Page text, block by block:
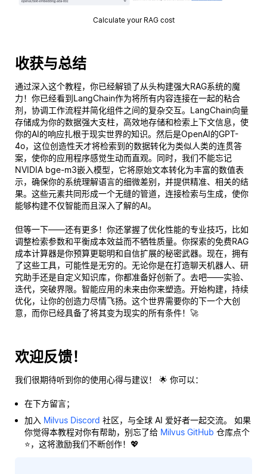
Calculate your RAG cost
收获与总结
通过深入这个教程，你已经解锁了从头构建强大RAG系统的魔
力！你已经看到LangChain作为将所有内容连接在一起的粘合
剂，协调工作流程并简化组件之间的复杂交互。LangChain向量
存储成为你的数据强大支柱，高效地存储和检索上下文信息，使
你的AI的响应扎根于现实世界的知识。然后是OpenAI的GPT-
4o，这位创造性天才将检索到的数据转化为类似人类的连贯答
案，使你的应用程序感觉生动而直观。同时，我们不能忘记
NVIDIA bge-m3嵌入模型，它将原始文本转化为丰富的数值表
示，确保你的系统理解语言的细微差别，并提供精准、相关的结
果。这些元素共同形成一个无缝的管道，连接检索与生成，使你
能够构建不仅智能而且深入了解的AI。
但等一下——还有更多！你还掌握了优化性能的专业技巧，比如
调整检索参数和平衡成本效益而不牺牲质量。你探索的免费RAG
成本计算器是你预算更聪明和自信扩展的秘密武器。现在，拥有
了这些工具，可能性是无穷的。无论你是在打造聊天机器人、研
究助手还是自定义知识库，你都准备好创新了。去吧——实验、
迭代，突破界限。智能应用的未来由你来塑造。开始构建，持续
优化，让你的创造力尽情飞扬。这个世界需要你的下一个大创
意，而你已经具备了将其变为现实的所有条件！🚀
欢迎反馈！
我们很期待听到你的使用心得与建议！ 🌟 你可以：
在下方留言；
加入 Milvus Discord 社区，与全球 AI 爱好者一起交流。 如果
你觉得本教程对你有帮助，别忘了给 Milvus GitHub 仓库点个
⭐，这将激励我们不断创作！💖